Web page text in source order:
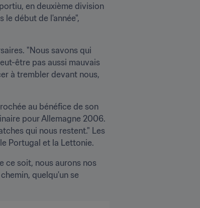
en deuxième division
le début de l'année",
"Nous savons qui
être pas aussi mauvais
à trembler devant nous,
au bénéfice de son
pour Allemagne 2006.
qui nous restent." Les
Portugal et la Lettonie.
ce soit, nous aurons nos
quelqu'un se